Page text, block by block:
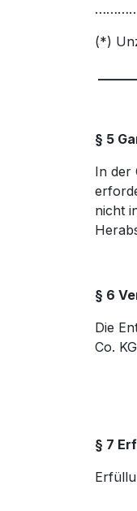
(*)
§ 5
In der
nicht
§ 6
Die
Co.
§ 7